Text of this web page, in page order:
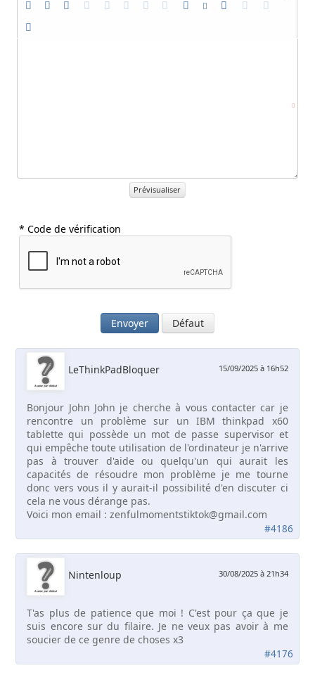
Prévisualiser
* Code de vérification
Envoyer Défaut
LeThinkPadBloquer
#4186
15/09/2025 à 16h52
Bonjour John John je cherche à vous contacter car je
rencontre un problème sur un IBM thinkpad x60
tablette qui possède un mot de passe supervisor et
qui empêche toute utilisation de l'ordinateur je n'arrive
pas à trouver d'aide ou quelqu'un qui aurait les
capacités de résoudre mon problème je me tourne
donc vers vous il y aurait-il possibilité d'en discuter ci
cela ne vous dérange pas.
Voici mon email : zenfulmomentstiktok@gmail.com
Nintenloup
#4176
30/08/2025 à 21h34
T'as plus de patience que moi ! C'est pour ça que je
suis encore sur du filaire. Je ne veux pas avoir à me
soucier de ce genre de choses x3